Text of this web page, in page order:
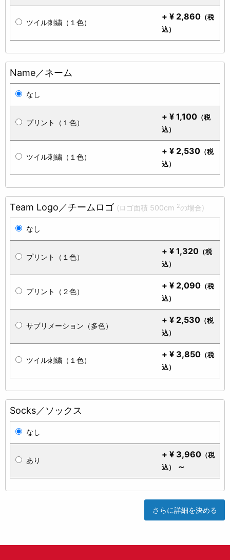
ツイル刺繍（１色）
+ ¥ 2,860 （税
込）
Name／ネーム
なし
プリント（１色）
+ ¥ 1,100 （税
込）
ツイル刺繍（１色）
+ ¥ 2,530 （税
込）
Team Logo／チームロゴ (ロゴ面積 500cm 2の場合)
なし
プリント（１色）
+ ¥ 1,320 （税
込）
プリント（２色）
+ ¥ 2,090 （税
込）
サブリメーション（多色）
+ ¥ 2,530 （税
込）
ツイル刺繍（１色）
+ ¥ 3,850 （税
込）
Socks／ソックス
なし
あり
+ ¥ 3,960 （税
込）
～
さらに詳細を決める